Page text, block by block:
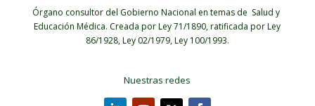
Órgano consultor del Gobierno Nacional en temas de Salud y
Educación Médica. Creada por Ley 71/1890, ratificada por Ley
86/1928, Ley 02/1979, Ley 100/1993.
Nuestras redes